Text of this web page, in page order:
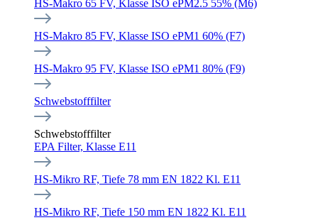
HS-Makro 65 FV, Klasse ISO ePM2.5 55% (M6)
HS-Makro 85 FV, Klasse ISO ePM1 60% (F7)
HS-Makro 95 FV, Klasse ISO ePM1 80% (F9)
Schwebstofffilter
Schwebstofffilter
EPA Filter, Klasse E11
HS-Mikro RF, Tiefe 78 mm EN 1822 Kl. E11
HS-Mikro RF, Tiefe 150 mm EN 1822 Kl. E11